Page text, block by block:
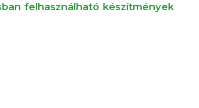
felhasználható készítmények